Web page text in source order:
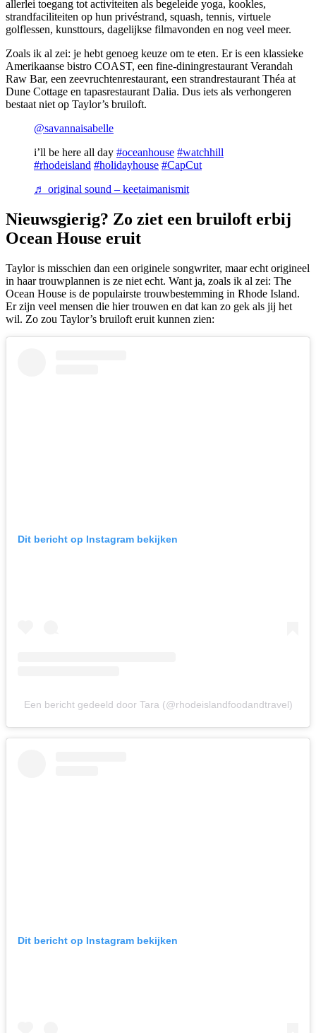
allerlei toegang tot activiteiten als begeleide yoga, kookles,
strandfaciliteiten op hun privéstrand, squash, tennis, virtuele
golflessen, kunsttours, dagelijkse filmavonden en nog veel meer.
Zoals ik al zei: je hebt genoeg keuze om te eten. Er is een klassieke
Amerikaanse bistro COAST, een fine-diningrestaurant Verandah
Raw Bar, een zeevruchtenrestaurant, een strandrestaurant Théa at
Dune Cottage en tapasrestaurant Dalia. Dus iets als verhongeren
bestaat niet op Taylor’s bruiloft.
@savannaisabelle
i’ll be here all day #oceanhouse #watchhill
#rhodeisland #holidayhouse #CapCut
♬ original sound – keetaimanismit
Nieuwsgierig? Zo ziet een bruiloft erbij
Ocean House eruit
Taylor is misschien dan een originele songwriter, maar echt origineel
in haar trouwplannen is ze niet echt. Want ja, zoals ik al zei: The
Ocean House is de populairste trouwbestemming in Rhode Island.
Er zijn veel mensen die hier trouwen en dat kan zo gek als jij het
wil. Zo zou Taylor’s bruiloft eruit kunnen zien:
Dit bericht op Instagram bekijken
Een bericht gedeeld door Tara (@rhodeislandfoodandtravel)
Dit bericht op Instagram bekijken